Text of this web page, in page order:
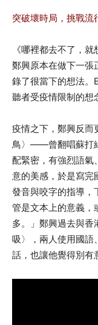
突破壞時局，挑戰流
《哪裡都去不了，
鄭興原本在做下一張
錄了很當下的想法。
聽者受疫情限制的想
疫情之下，鄭興反而
鳥〉——曾翻唱蘇打
配緊密，有強烈語氣
意的美感，於是寫完
發音與咬字的指導，
管是文本上的意義，
多。」鄭興過去與香
吸〉，兩人使用國語
話，也讓他覺得別有